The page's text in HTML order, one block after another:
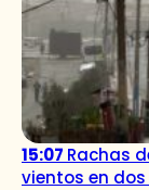
15:07 Rachas
vientos en